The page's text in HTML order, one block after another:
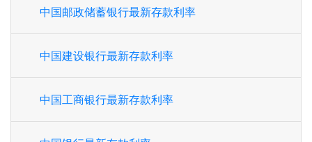
中国邮政储蓄银行最新存款利率
中国建设银行最新存款利率
中国工商银行最新存款利率